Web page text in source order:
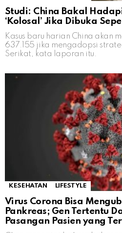
Studi: China Bakal
‘Kolosal’ Jika Dibuka
Kasus baru harian China akan
637.155 jika mengadopsi
Serikat, kata laporan itu.
KESEHATAN LIFESTYLE
Virus Corona Bisa
Pankreas; Gen Tertentu
Pasangan Pasien yang